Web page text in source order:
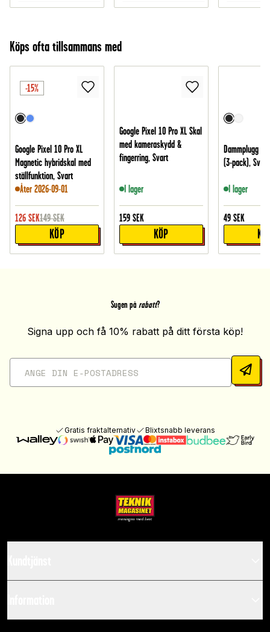
Köps ofta tillsammans med
-15%
Google Pixel 10 Pro XL
Magnetic hybridskal med
ställfunktion, Svart
Åter 2026-09-01
126 SEK149 SEK
KÖP
Google Pixel 10 Pro XL Skal
med kameraskydd &
fingerring, Svart
I lager
159 SEK
KÖP
Dammplugg
(3-pack), Svart
I lager
49 SEK
Sugen på rabatt?
Signa upp och få 10% rabatt på ditt första köp!
Gratis fraktalternativ Blixtsnabb leverans